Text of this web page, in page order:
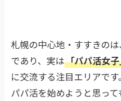
札幌の中心地・すすきの
であり、実は「パパ活女
に交流する注目エリアで
パパ活を始めようと思っ